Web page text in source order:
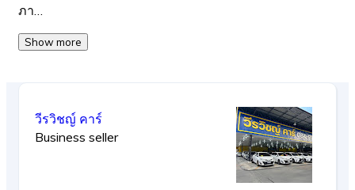
ภา…
Show more
วีรวิชญ์ คาร์
Business seller